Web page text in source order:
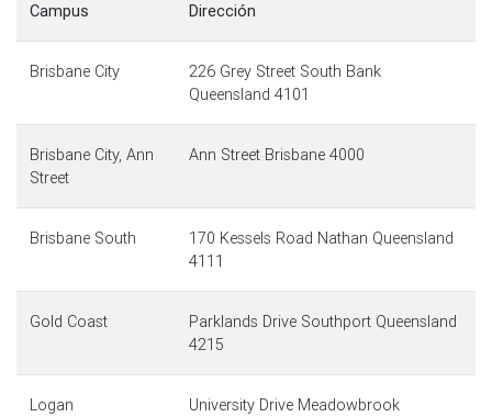
Campus Dirección
Brisbane City
226 Grey Street South Bank
Queensland 4101
Brisbane City, Ann
Street
Ann Street Brisbane 4000
Brisbane South
170 Kessels Road Nathan Queensland
4111
Gold Coast
Parklands Drive Southport Queensland
4215
Logan
University Drive Meadowbrook